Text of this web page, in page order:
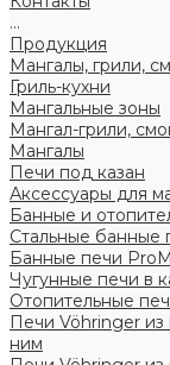
...
Продукция
Мангалы, грили,
Гриль-кухни
Мангальные зоны
Мангал-грили,
Мангалы
Печи под казан
Аксессуары для
Банные и
Стальные
Банные печи
Чугунные печи в
Отопительные
Печи Vöhringer
ним